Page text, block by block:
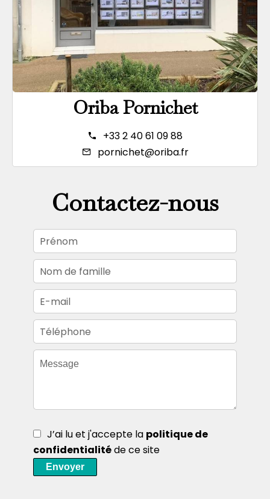
Oriba Pornichet
+33 2 40 61 09 88
pornichet@oriba.fr
Contactez-nous
J’ai lu et j'accepte la politique de
confidentialitéde ce site
Envoyer